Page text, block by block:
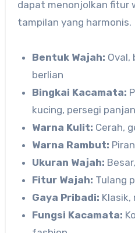
dapat menonjolkan fitur
tampilan yang harmonis.
Bentuk Wajah: Oval,
berlian
Bingkai Kacamata:
kucing, persegi
Warna Kulit: Cerah,
Warna Rambut:
Ukuran Wajah:
Fitur Wajah: Tulang
Gaya Pribadi:
Fungsi Kacamata: